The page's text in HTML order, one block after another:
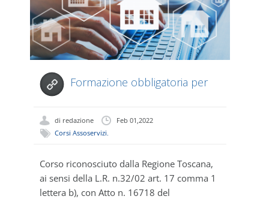
Formazione obbligatoria per
AGENTE...
di redazione
Feb 01,2022
Corsi Assoservizi
Corso riconosciuto dalla Regione Toscana,
ai sensi della L.R. n.32/02 art. 17 comma 1
lettera b), con Atto n. 16718 del